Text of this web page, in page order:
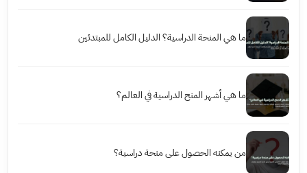
ما هي المنحة الدراسية؟ الدليل الكامل للمبتدئين
ما هي أشهر المنح الدراسية في العالم؟
من يمكنه الحصول على منحة دراسية؟